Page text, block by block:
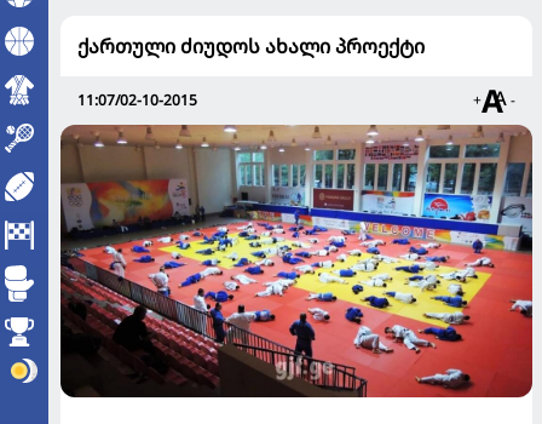
ქართული ძიუდოს ახალი პროექტი
11:07/02-10-2015 + -